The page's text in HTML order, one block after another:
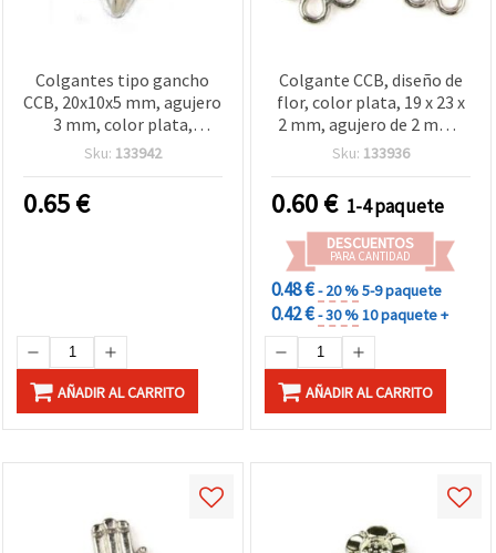
Colgantes tipo gancho
CCB, 20x10x5 mm, agujero
3 mm, color plata,
recubrimiento
uds para bisutería,
collares y pulseras
Sku: 133942
0.65€
AÑADIR AL CARRITO
Colgante CCB, diseño de
flor, color plata, 19 x 23 x
2 mm, agujero de 2 mm -
10 piezas
Sku: 133936
0.60€ 1-4 paquete
DESCUENTOS
PARA CANTIDAD
0.48 €- 20 %5-9 paquete
0.42 €- 30 %10 paquete +
AÑADIR AL CARRITO